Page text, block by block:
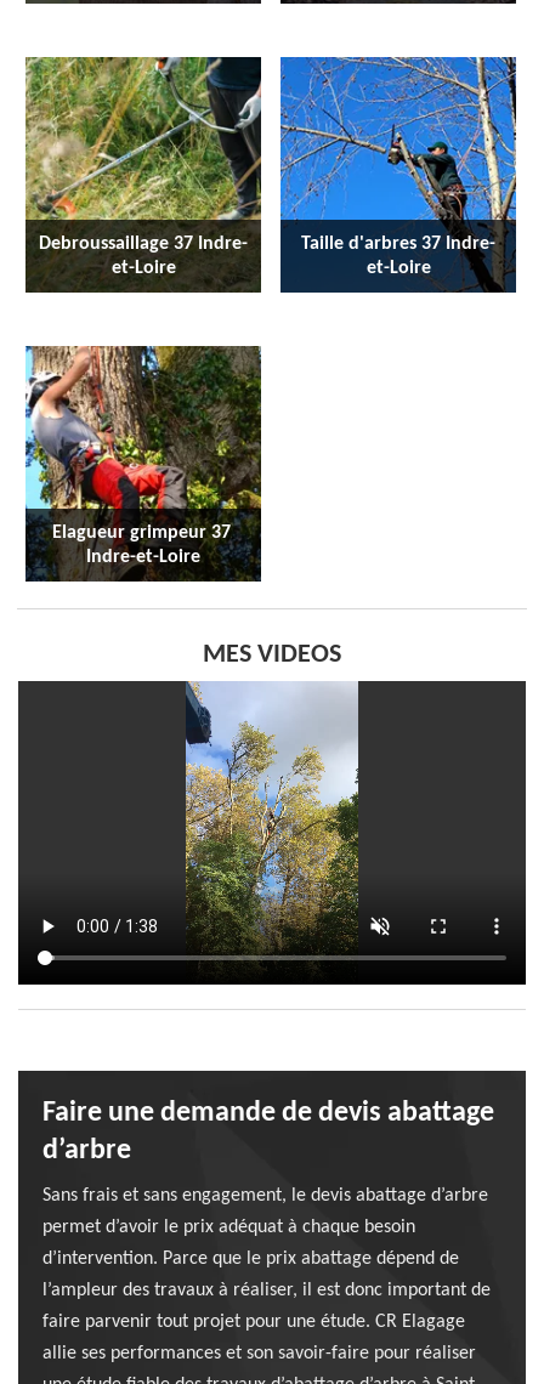
Debroussaillage 37 Indre-
et-Loire
Taille d'arbres 37 Indre-
et-Loire
Elagueur grimpeur 37
Indre-et-Loire
MES VIDEOS
Faire une demande de devis abattage
d’arbre
Sans frais et sans engagement, le devis abattage d’arbre
permet d’avoir le prix adéquat à chaque besoin
d’intervention. Parce que le prix abattage dépend de
l’ampleur des travaux à réaliser, il est donc important de
faire parvenir tout projet pour une étude. CR Elagage
allie ses performances et son savoir-faire pour réaliser